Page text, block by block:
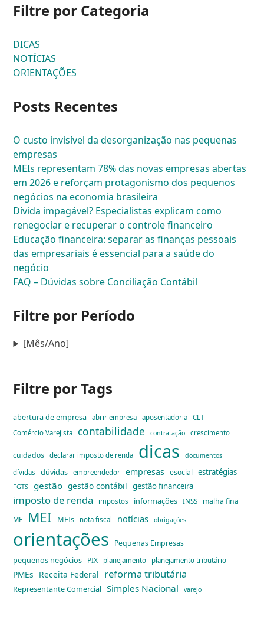
Filtre por Categoria
DICAS
NOTÍCIAS
ORIENTAÇÕES
Posts Recentes
O custo invisível da desorganização nas pequenas
empresas
MEIs representam 78% das novas empresas abertas
em 2026 e reforçam protagonismo dos pequenos
negócios na economia brasileira
Dívida impagável? Especialistas explicam como
renegociar e recuperar o controle financeiro
Educação financeira: separar as finanças pessoais
das empresariais é essencial para a saúde do
negócio
FAQ – Dúvidas sobre Conciliação Contábil
Filtre por Período
[Mês/Ano]
Filtre por Tags
abertura de empresa abrir empresa aposentadoria
CLT
Comércio Varejista
contabilidade contratação crescimento
cuidados declarar imposto de renda dicas documentos
dívidas dúvidas empreendedor empresas esocial estratégias
FGTS gestão gestão contábil gestão financeira
imposto de renda impostos informações INSS malha fina
ME MEI MEIs nota fiscal notícias obrigações
orientações Pequenas Empresas
pequenos negócios PIX planejamento planejamento tributário
PMEs Receita Federal reforma tributária
Representante Comercial Simples Nacional varejo